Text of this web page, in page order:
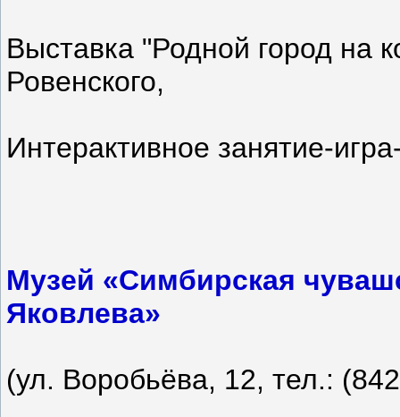
Выставка "Родной город на
Ровенского,
Интерактивное занятие-
Музей «Симбирская
Яковлева»
(ул. Воробьёва, 12, тел.: